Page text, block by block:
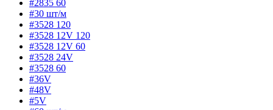
#2835 60
#30 шт/м
#3528 120
#3528 12V 120
#3528 12V 60
#3528 24V
#3528 60
#36V
#48V
#5V